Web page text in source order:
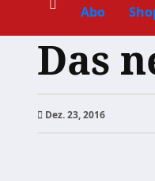
Abo
Das
Dez. 23, 2016